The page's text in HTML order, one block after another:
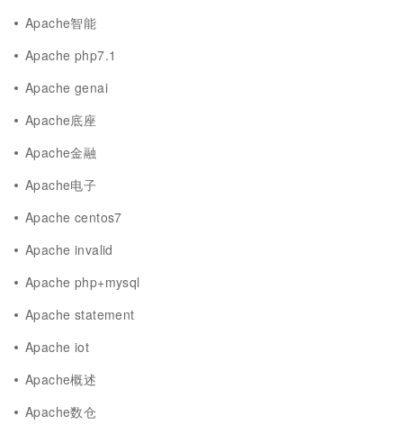
Apache智能
Apache php7.1
Apache genai
Apache底座
Apache金融
Apache电子
Apache centos7
Apache invalid
Apache php+mysql
Apache statement
Apache iot
Apache概述
Apache数仓